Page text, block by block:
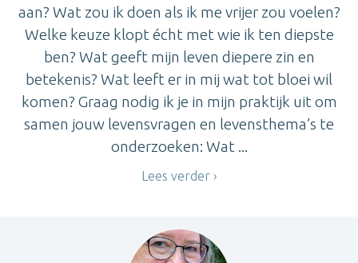
aan? Wat zou ik doen als ik me vrijer zou voelen?
Welke keuze klopt écht met wie ik ten diepste
ben? Wat geeft mijn leven diepere zin en
betekenis? Wat leeft er in mij wat tot bloei wil
komen? Graag nodig ik je in mijn praktijk uit om
samen jouw levensvragen en levensthema’s te
onderzoeken: Wat ...
Lees verder